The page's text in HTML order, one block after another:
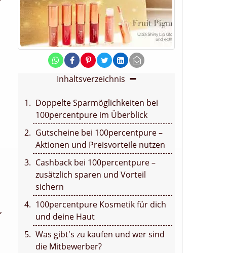
Inhaltsverzeichnis
Doppelte Sparmöglichkeiten bei
100percentpure im Überblick
Gutscheine bei 100percentpure –
Aktionen und Preisvorteile nutzen
Cashback bei 100percentpure –
zusätzlich sparen und Vorteil
sichern
100percentpure Kosmetik für dich
und deine Haut
Was gibt's zu kaufen und wer sind
die Mitbewerber?